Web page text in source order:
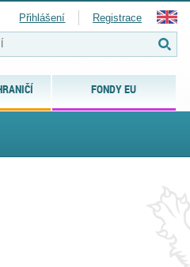
FONDY EU
Přihlášení Registrace